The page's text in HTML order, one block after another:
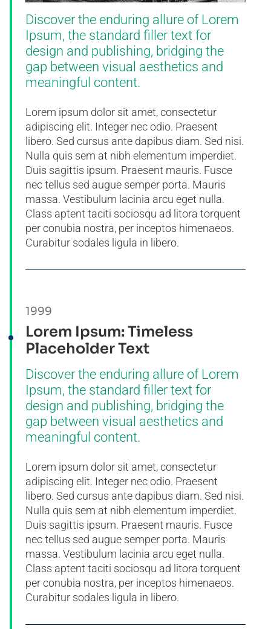
Discover the enduring allure of Lorem
Ipsum, the standard filler text for
design and publishing, bridging the
gap between visual aesthetics and
meaningful content.
Lorem ipsum dolor sit amet, consectetur
adipiscing elit. Integer nec odio. Praesent
libero. Sed cursus ante dapibus diam. Sed nisi.
Nulla quis sem at nibh elementum imperdiet.
Duis sagittis ipsum. Praesent mauris. Fusce
nec tellus sed augue semper porta. Mauris
massa. Vestibulum lacinia arcu eget nulla.
Class aptent taciti sociosqu ad litora torquent
per conubia nostra, per inceptos himenaeos.
Curabitur sodales ligula in libero.
1999
Lorem Ipsum: Timeless
Placeholder Text
Discover the enduring allure of Lorem
Ipsum, the standard filler text for
design and publishing, bridging the
gap between visual aesthetics and
meaningful content.
Lorem ipsum dolor sit amet, consectetur
adipiscing elit. Integer nec odio. Praesent
libero. Sed cursus ante dapibus diam. Sed nisi.
Nulla quis sem at nibh elementum imperdiet.
Duis sagittis ipsum. Praesent mauris. Fusce
nec tellus sed augue semper porta. Mauris
massa. Vestibulum lacinia arcu eget nulla.
Class aptent taciti sociosqu ad litora torquent
per conubia nostra, per inceptos himenaeos.
Curabitur sodales ligula in libero.